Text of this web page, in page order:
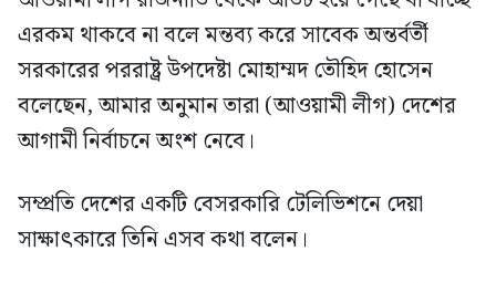
এরকম থাকবে না বলে মন্তব্য করে সাবেক অন্তর্বর্তী
সরকারের পররাষ্ট্র উপদেষ্টা মোহাম্মদ তৌহিদ হোসেন
বলেছেন, আমার অনুমান তারা (আওয়ামী লীগ) দেশের
আগামী নির্বাচনে অংশ নেবে।
সম্প্রতি দেশের একটি বেসরকারি টেলিভিশনে দেয়া
সাক্ষাৎকারে তিনি এসব কথা বলেন।